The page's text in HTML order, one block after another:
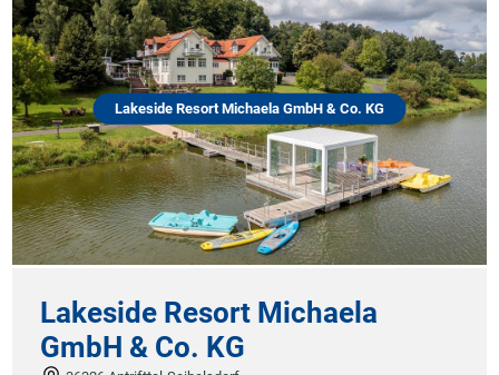
Lakeside Resort Michaela GmbH & Co. KG
Lakeside Resort Michaela
GmbH & Co. KG